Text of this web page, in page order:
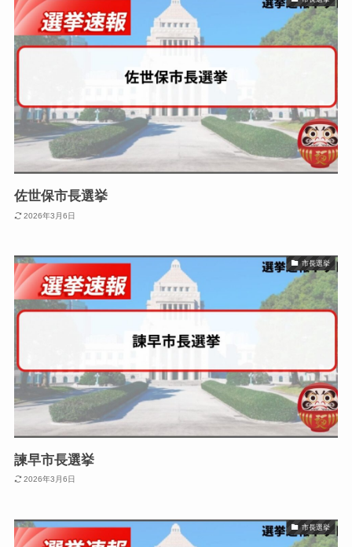
佐世保市長選挙
2026年3月6日
市長選挙
諫早市長選挙
2026年3月6日
市長選挙